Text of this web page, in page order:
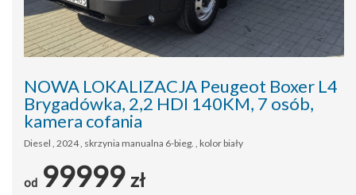
NOWA LOKALIZACJA Peugeot Boxer L4
Brygadówka, 2,2 HDI 140KM, 7 osób,
kamera cofania
Diesel , 2024 , skrzynia manualna 6-bieg. , kolor biały
od 99999 zł